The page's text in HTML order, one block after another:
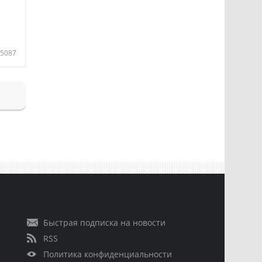
5087
Быстрая подписка на новости
RSS
Политика конфиденциальности